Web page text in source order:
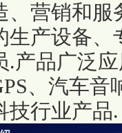
、营销和
生产设备
.产品广泛
、汽车
技行业产品.